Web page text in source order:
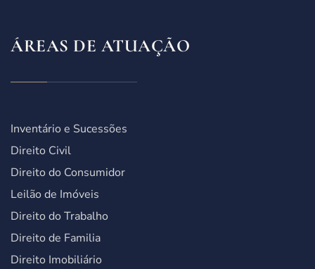
ÁREAS DE ATUAÇÃO
Inventário e Sucessões
Direito Civil
Direito do Consumidor
Leilão de Imóveis
Direito do Trabalho
Direito de Familia
Direito Imobiliário